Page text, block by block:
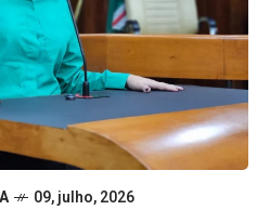
09, julho, 2026